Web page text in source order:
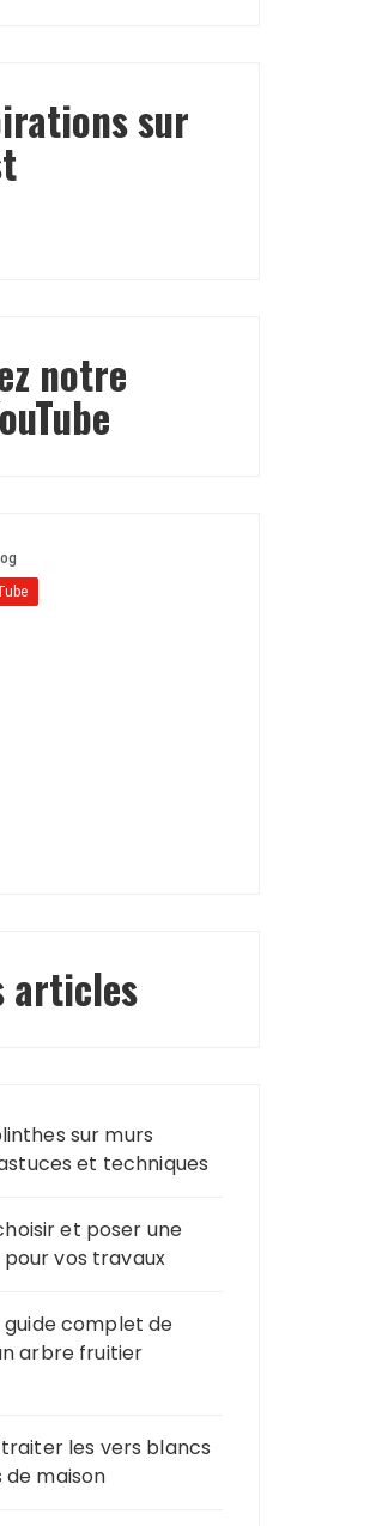
sur
notre
articles
sur murs
et techniques
et poser une
vos travaux
guide complet de
arbre fruitier
les vers blancs
de maison